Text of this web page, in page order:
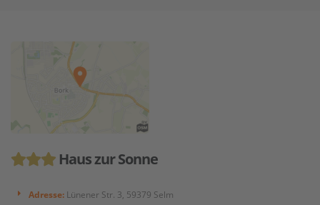
Haus zur Sonne
Adresse: Lünener Str. 3, 59379 Selm